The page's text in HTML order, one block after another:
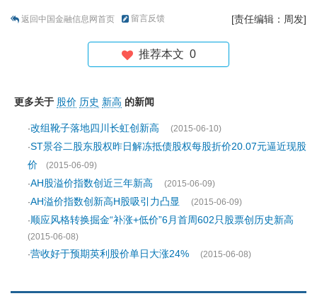
返回中国金融信息网首页 留言反馈 [责任编辑：周发]
推荐本文 0
更多关于 股价 历史 新高 的新闻
·改组靴子落地四川长虹创新高
(2015-06-10)
·ST景谷二股东股权昨日解冻抵债股权每股折价20.07元逼近现股
价
(2015-06-09)
·AH股溢价指数创近三年新高
(2015-06-09)
·AH溢价指数创新高H股吸引力凸显
(2015-06-09)
·顺应风格转换掘金“补涨+低价”6月首周602只股票创历史新高
(2015-06-08)
·营收好于预期英利股价单日大涨24% (2015-06-08)